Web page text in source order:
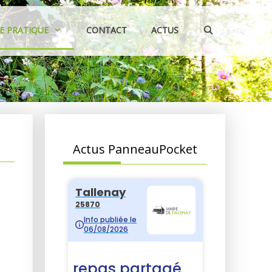
PRATIQUE CONTACT ACTUS
Actus PanneauPocket